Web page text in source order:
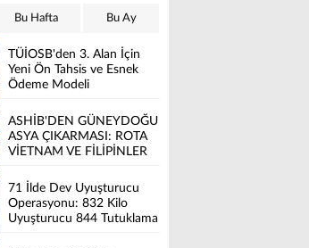
Bu Hafta Bu Ay
TÜİOSB'den 3. Alan İçin
Yeni Ön Tahsis ve Esnek
Ödeme Modeli
ASHİB'DEN GÜNEYDOĞU
ASYA ÇIKARMASI: ROTA
VİETNAM VE FİLİPİNLER
71 İlde Dev Uyuşturucu
Operasyonu: 832 Kilo
Uyuşturucu 844 Tutuklama